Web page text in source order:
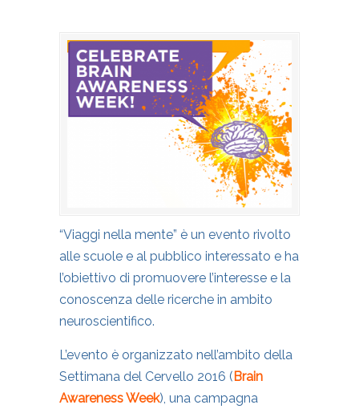
“Viaggi nella mente” è un evento rivolto
alle scuole e al pubblico interessato e ha
l’obiettivo di promuovere l’interesse e la
conoscenza delle ricerche in ambito
neuroscientifico.
L’evento è organizzato nell’ambito della
Settimana del Cervello 2016 ( Brain
Awareness Week), una campagna